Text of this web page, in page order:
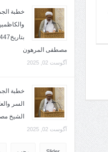
مصطفى المرهون
آگوست 02, 2025
الشيخ
آگوست 02, 2025